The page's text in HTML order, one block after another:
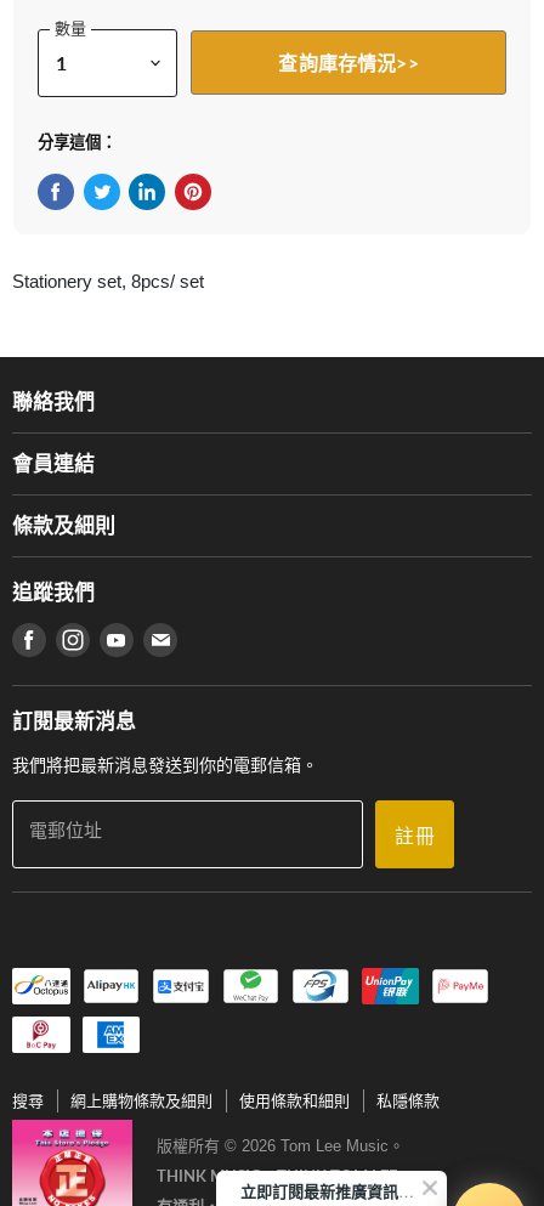
數量
查詢庫存情況>>
分享這個：
Stationery set, 8pcs/ set
聯絡我們
服務部
通利工程
登記保養
產品序號查詢
聯絡我們
會員連結
香港管弦樂導師協會
條款及細則
使用條款及細則
私隱條款
門市購買產品及服務
追蹤我們
在 Facebook 上找到我們
在 Instagram 上找到我們
在 Youtube 上找到我們
在 電子郵件 上找到我們
訂閱最新消息
我們將把最新消息發送到你的電郵信箱。
電郵位址 註冊
搜尋 網上購物條款及細則 使用條款和細則 私隱條款
版權所有 © 2026 Tom Lee Music。
THINK MUSIC．THINK TOM LEE
立即訂閱最新推廣資訊Subscribe me!